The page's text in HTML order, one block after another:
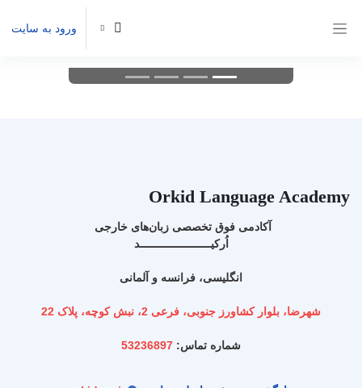
ورود به سایت
Orkid Language Academy
آکادمی فوق تخصصی زبان‌های خارجی
اُرکیــــــــــــــــــــــد
انگلیسی، فرانسه و آلمانی
شهرضا، بلوار کشاورز جنوبی، فرعی 2، نبش کوچه، پلاک 22
شماره تماس: 53236897